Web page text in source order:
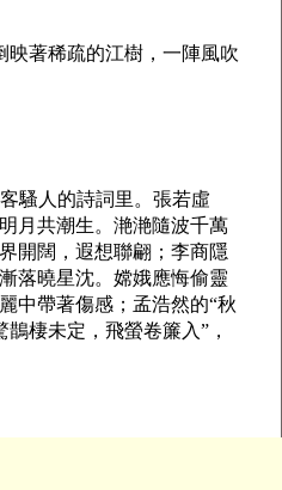
著稀疏的江樹，一陣風吹
騷人的詩詞里。張若虛
月共潮生。滟滟隨波千萬
開闊，遐想聯翩；李商隱
落曉星沈。嫦娥應悔偷靈
中帶著傷感；孟浩然的“秋
棲未定，飛螢卷簾入”，